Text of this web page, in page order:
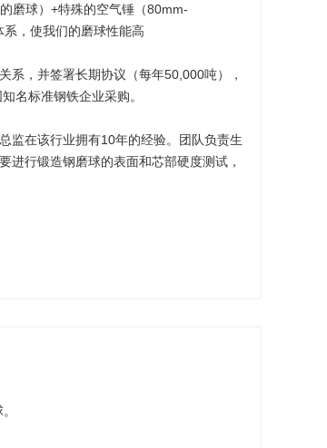
磨球）+特殊的空气锤（80mm-
，使我们的磨球性能高
系，并签署长期协议（每年50,000吨），
名标准钢铁企业采购。
监在该行业拥有10年的经验。团队负责生
进行锻造钢磨球的表面和芯部硬度测试，